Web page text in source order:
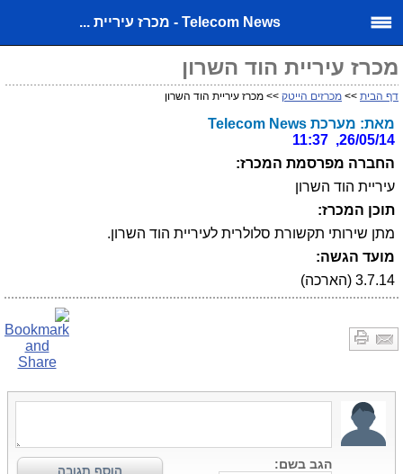
Telecom News - מכרז עיריית ...
מכרז עיריית הוד השרון
דף הבית >> מכרזים הייטק >> מכרז עיריית הוד השרון
מאת: מערכת Telecom News
26/05/14, 11:37
החברה מפרסמת המכרז:
עיריית הוד השרון
תוכן המכרז:
מתן שירותי תקשורת סלולרית לעיריית הוד השרון.
מועד הגשה:
3.7.14 (הארכה)